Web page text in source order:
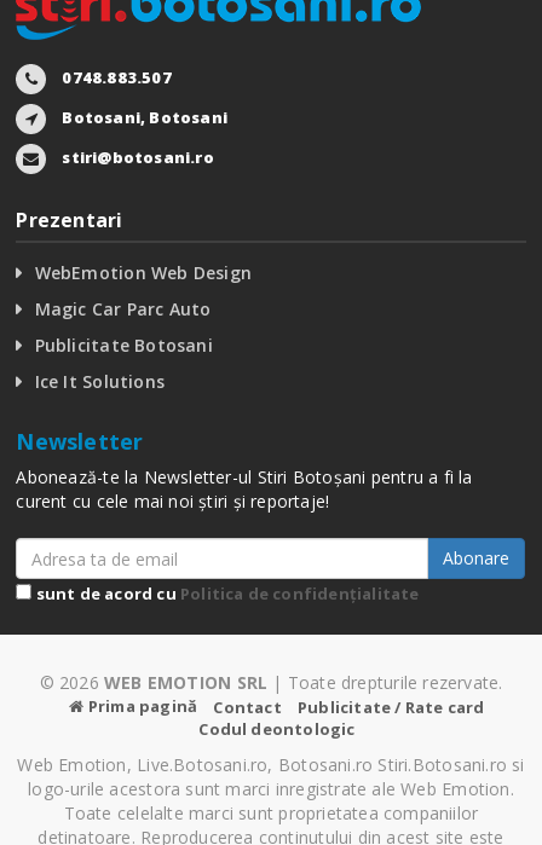
0748.883.507
Botosani, Botosani
stiri@botosani.ro
Prezentari
WebEmotion Web Design
Magic Car Parc Auto
Publicitate Botosani
Ice It Solutions
Newsletter
Abonează-te la Newsletter-ul Stiri Botoșani pentru a fi la
curent cu cele mai noi știri și reportaje!
Abonare
sunt de acord cu Politica de confidențialitate
© 2026 WEB EMOTION SRL | Toate drepturile rezervate.
Prima pagină Contact
Publicitate / Rate card
Codul deontologic
Web Emotion, Live.Botosani.ro, Botosani.ro Stiri.Botosani.ro si
logo-urile acestora sunt marci inregistrate ale Web Emotion.
Toate celelalte marci sunt proprietatea companiilor
detinatoare. Reproducerea continutului din acest site este